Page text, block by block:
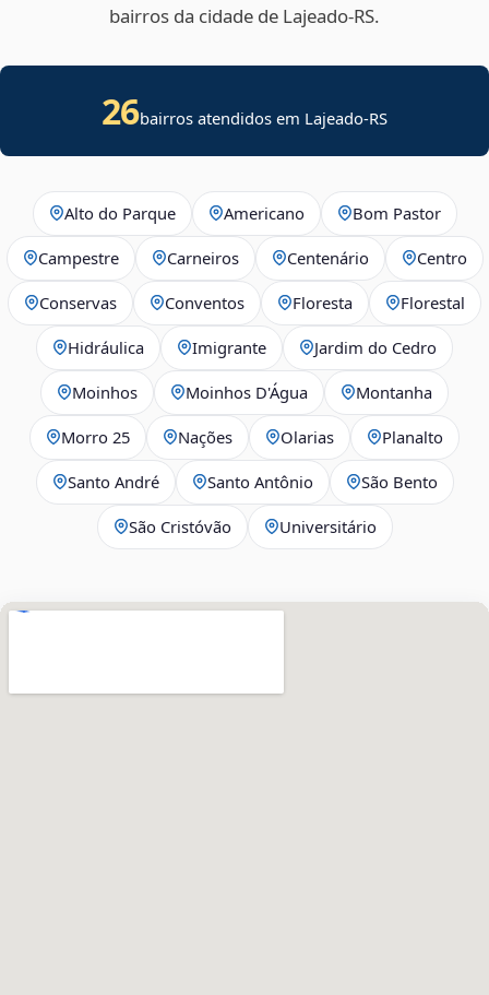
bairros da cidade de Lajeado‑RS.
26bairros atendidos em Lajeado-RS
Alto do Parque Americano Bom Pastor
Campestre Carneiros Centenário Centro
Conservas Conventos Floresta Florestal
Hidráulica Imigrante Jardim do Cedro
Moinhos Moinhos D'Água Montanha
Morro 25 Nações Olarias Planalto
Santo André Santo Antônio São Bento
São Cristóvão Universitário